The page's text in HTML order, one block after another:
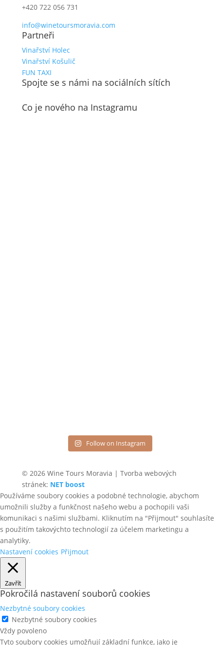
+420 722 056 731
info@winetoursmoravia.com
Partneři
Vinařství Holec
Vinařství Košulič
FUN TAXI
Spojte se s námi na sociálních sítích
Co je nového na Instagramu
Follow on Instagram
© 2026 Wine Tours Moravia | Tvorba webových
stránek: NET boost
Používáme soubory cookies a podobné technologie, abychom
umožnili služby a funkčnost našeho webu a pochopili vaši
komunikaci s našimi službami. Kliknutím na "Přijmout" souhlasíte
s použitím takovýchto technologií za účelem marketingu a
analytiky.
Nastavení cookies Přijmout
Zavřít
Pokročilá nastavení souborů cookies
Nezbytné soubory cookies
Nezbytné soubory cookies
Vždy povoleno
Tyto soubory cookies umožňují základní funkce, jako je